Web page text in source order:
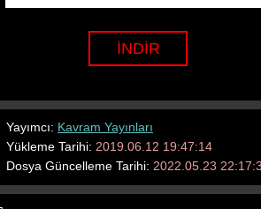
İNDİR
Yayımcı: Kavram Yayınları
Yükleme Tarihi: 2019.06.12 19:47:14
Dosya Güncelleme Tarihi: 2022.05.23